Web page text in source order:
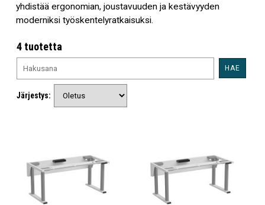
yhdistää ergonomian, joustavuuden ja kestävyyden
moderniksi työskentelyratkaisuksi.
4 tuotetta
HAE
Järjestys: